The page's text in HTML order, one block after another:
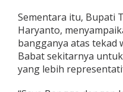
u
l
a
p
Sementara itu, Bupati
Haryanto,
bangganya atas tekad
Babat sekitarnya
yang lebih